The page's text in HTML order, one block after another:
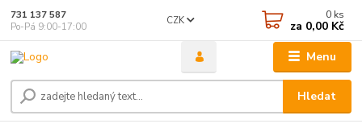
Menu
CZK
Hledat
731 137 587
Po-Pá 9:00-17:00
0 ks
za 0,00 Kč